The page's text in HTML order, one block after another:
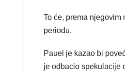
To će, prema njegovim
periodu.
Pauel je kazao bi
je odbacio spekulacije